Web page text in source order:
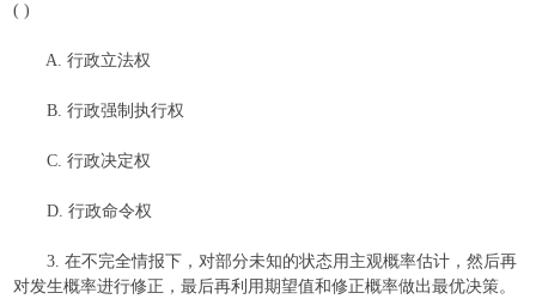
( )
A. 行政立法权
B. 行政强制执行权
C. 行政决定权
D. 行政命令权
3. 在不完全情报下，对部分未知的状态用主观概率估计，然后再
对发生概率进行修正，最后再利用期望值和修正概率做出最优决策。